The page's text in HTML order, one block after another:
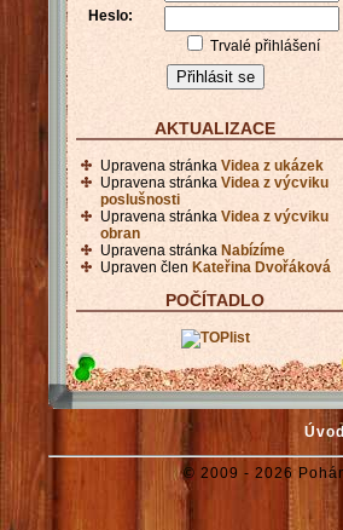
Heslo:
Trvalé přihlášení
AKTUALIZACE
Upravena stránka Videa z ukázek
Upravena stránka Videa z výcviku
poslušnosti
Upravena stránka Videa z výcviku
obran
Upravena stránka Nabízíme
Upraven člen Kateřina Dvořáková
POČÍTADLO
Úvod
© 2009 - 2026